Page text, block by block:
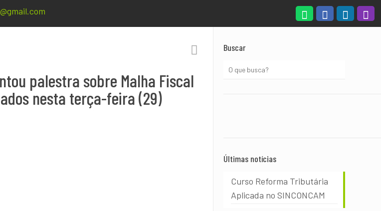
palestra sobre Malha Fiscal
nesta terça-feira (29)
Buscar
Últimas notícias
Curso Reforma Tributária
Aplicada no SINCONCAM